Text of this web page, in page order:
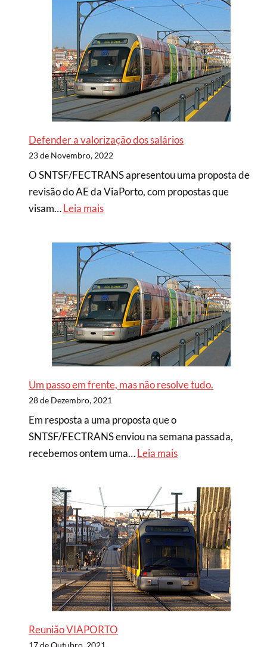
Defender a valorização dos salários
23 de Novembro, 2022
O SNTSF/FECTRANS apresentou uma proposta de
revisão do AE da ViaPorto, com propostas que
visam…Leia mais
Um passo em frente, mas não resolve tudo.
28 de Dezembro, 2021
Em resposta a uma proposta que o
SNTSF/FECTRANS enviou na semana passada,
recebemos ontem uma…Leia mais
Reunião VIAPORTO
17 de Outubro, 2021